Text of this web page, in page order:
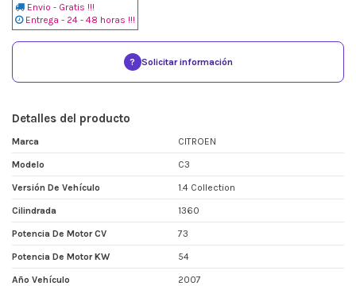
Envio - Gratis !!!
Entrega - 24 - 48 horas !!!
? Solicitar información
Detalles del producto
Marca CITROEN
Modelo C3
Versión De Vehículo 1.4 Collection
Cilindrada 1360
Potencia De Motor CV 73
Potencia De Motor KW 54
Año Vehículo 2007